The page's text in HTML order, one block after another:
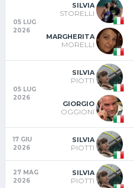
05 LUG
2026
SILVIA
STORELLI
MARGHERITA
MORELLI
05 LUG
2026
SILVIA
PIOTTI
GIORGIO
OGGIONI
17 GIU
2026
SILVIA
PIOTTI
27 MAG
2026
SILVIA
PIOTTI